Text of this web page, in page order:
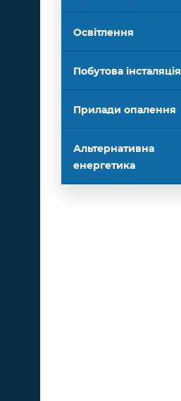
Освітлення
Побутова інсталяція
Прилади опалення
Альтернативна
енергетика